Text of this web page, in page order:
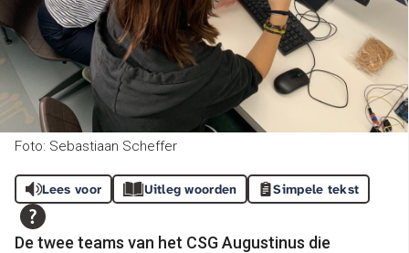
Foto: Sebastiaan Scheffer
Lees voor Uitleg woorden Simpele tekst
De twee teams van het CSG Augustinus die